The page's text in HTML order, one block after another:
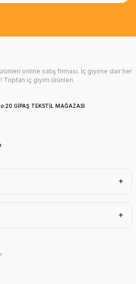
online satış firması. İç giyime dair her
iç giyim ürünleri.
GİPAŞ TEKSTİL MAĞAZASI